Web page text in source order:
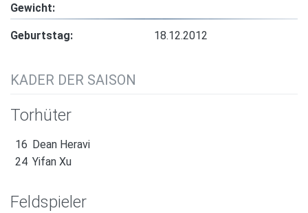
Gewicht:
Geburtstag: 18.12.2012
KADER DER SAISON
Torhüter
16 Dean Heravi
24 Yifan Xu
Feldspieler